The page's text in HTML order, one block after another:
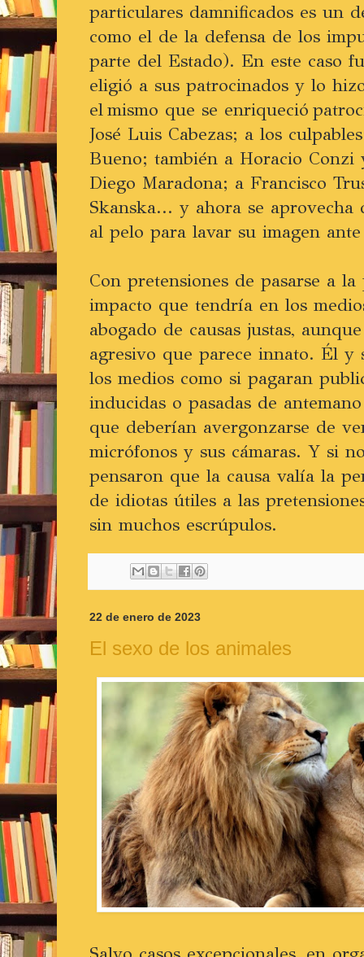
particulares damnificados es un
como el de la defensa de los
parte del Estado). En este caso
eligió a sus patrocinados y lo
el mismo que se enriqueció
José Luis Cabezas; a los
Bueno; también a Horacio Conzi
Diego Maradona; a Francisco
Skanska... y ahora se
al pelo para lavar su imagen
Con pretensiones de pasarse a
impacto que tendría en los
abogado de causas justas,
agresivo que parece innato. Él y
los medios como si pagaran
inducidas o pasadas de
que deberían avergonzarse de
micrófonos y sus cámaras. Y si
pensaron que la causa valía la
de idiotas útiles a las
sin muchos escrúpulos.
22 de enero de 2023
El sexo de los animales